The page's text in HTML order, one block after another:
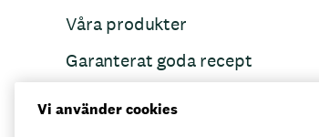
Våra produkter
Garanterat goda recept
Vi använder cookies